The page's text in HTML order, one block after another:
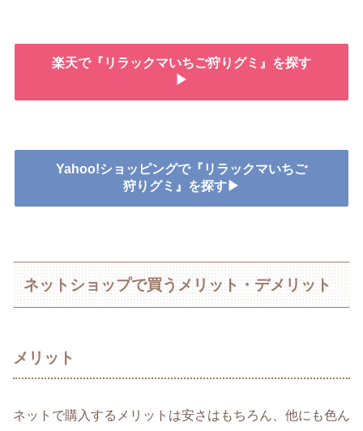
楽天で『リラックマいちご狩りグミ』を探す
▶
Yahoo!ショッピングで『リラックマいちご
狩りグミ』を探す▶
ネットショップで買うメリット・デメリット
メリット
ネットで購入するメリットは安さはもちろん、他にも色ん